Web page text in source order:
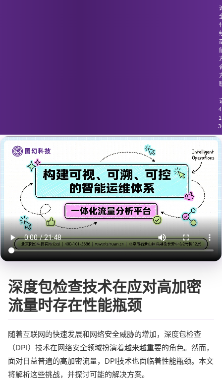
深度包检查技术在应对高加密
流量时存在性能瓶颈
随着互联网的快速发展和网络安全威胁的增加，深度包检查
（DPI）技术在网络安全领域扮演着越来越重要的角色。然而，
面对日益普遍的高加密流量，DPI技术也面临着性能瓶颈。本文
将解析这些挑战，并探讨可能的解决方案。